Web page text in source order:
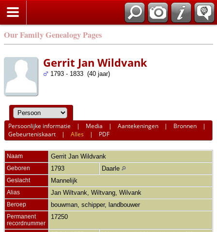
Our Family Genealogy Pages
Gerrit Jan Wildvank
1793 - 1833 (40 jaar)
Persoonlijke informatie | Media |Aantekeningen | Bronnen |
Gebeurteniskaart |Alles | PDF
Naam Gerrit Jan Wildvank
Geboren 1793 Daarle
Geslacht Mannelijk
Alias Jan Wiltvank, Wiltvang, Wilvank
Beroep bouwman, schipper, landbouwer
Permanent
recordnummer
17250